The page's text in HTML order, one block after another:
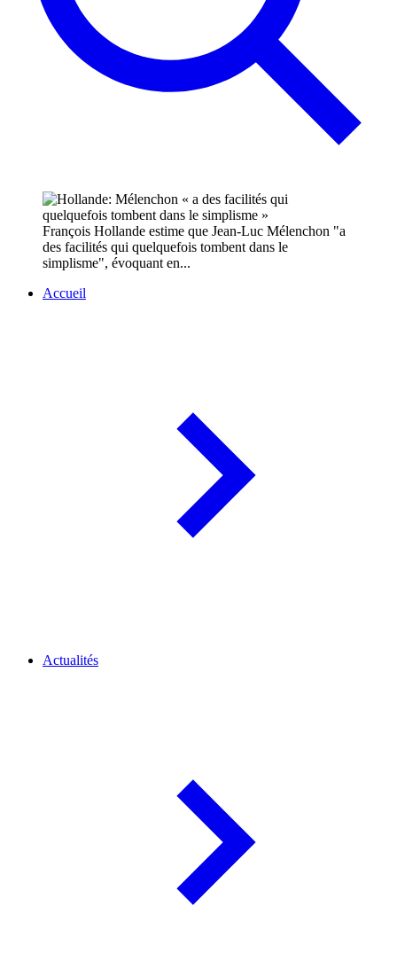
François Hollande estime que Jean-Luc Mélenchon "a
des facilités qui quelquefois tombent dans le
simplisme", évoquant en...
Accueil
Actualités